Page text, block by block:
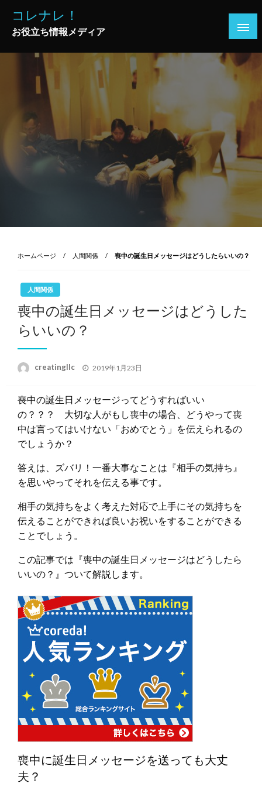
ン
コレナレ！
お役立ち情報メディア
ホームページ 人間関係 喪中の誕生日メッセージはどうしたらいいの？
人間関係
喪中の誕生日メッセージはどうした
らいいの？
creatingllc
投
2019年1月23日
喪中の誕生日メッセージってどうすればいい
の？？？ 大切な人がもし喪中の場合、どうやって喪
中は言ってはいけない「おめでとう」を伝えられるの
でしょうか？
答えは、ズバリ！一番大事なことは『相手の気持ち』
を思いやってそれを伝える事です。
相手の気持ちをよく考えた対応で上手にその気持ちを
伝えることができれば良いお祝いをすることができる
ことでしょう。
この記事では『喪中の誕生日メッセージはどうしたら
いいの？』ついて解説します。
喪中に誕生日メッセージを送っても大丈
夫？